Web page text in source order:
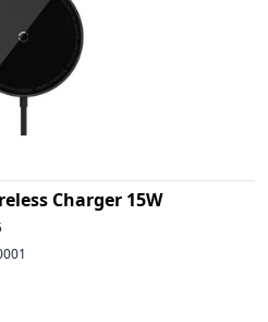
Charger 15W